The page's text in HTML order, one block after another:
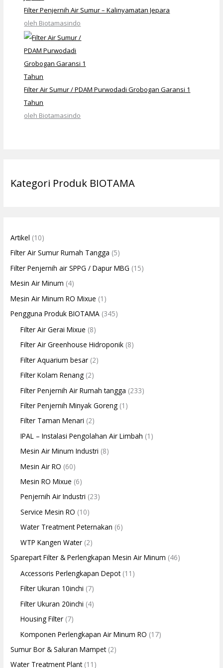
Filter Penjernih Air Sumur – Kalinyamatan Jepara
oleh Biotamasindo
Filter Air Sumur / PDAM Purwodadi Grobogan Garansi 1
Tahun
oleh Biotamasindo
Kategori Produk BIOTAMA
Artikel (10)
Filter Air Sumur Rumah Tangga (5)
Filter Penjernih air SPPG / Dapur MBG (15)
Mesin Air Minum (4)
Mesin Air Minum RO Mixue (1)
Pengguna Produk BIOTAMA (345)
Filter Air Gerai Mixue (8)
Filter Air Greenhouse Hidroponik (8)
Filter Aquarium besar (2)
Filter Kolam Renang (2)
Filter Penjernih Air Rumah tangga (233)
Filter Penjernih Minyak Goreng (1)
Filter Taman Menari (2)
IPAL – Instalasi Pengolahan Air Limbah (1)
Mesin Air Minum Industri (8)
Mesin Air RO (60)
Mesin RO Mixue (6)
Penjernih Air Industri (23)
Service Mesin RO (10)
Water Treatment Peternakan (6)
WTP Kangen Water (2)
Sparepart Filter & Perlengkapan Mesin Air Minum (46)
Accessoris Perlengkapan Depot(11)
Filter Ukuran 10inchi (7)
Filter Ukuran 20inchi (4)
Housing Filter (7)
Komponen Perlengkapan Air Minum RO (17)
Sumur Bor & Saluran Mampet(2)
Water Treatment Plant(11)